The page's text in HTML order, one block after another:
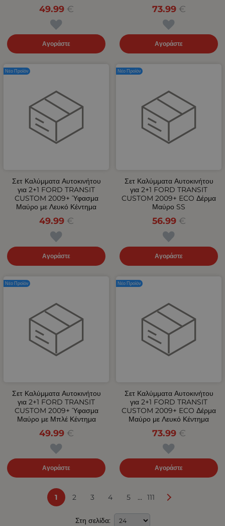
49.99 €
Αγοράστε
73.99 €
Αγοράστε
Σετ Καλύμματα Αυτοκινήτου
για 2+1 FORD TRANSIT
CUSTOM 2009+ Ύφασμα
Μαύρο με Λευκό Κέντημα
49.99 €
Αγοράστε
Νέο Προϊόν
Σετ Καλύμματα Αυτοκινήτου
για 2+1 FORD TRANSIT
CUSTOM 2009+ ECO Δέρμα
Μαύρο SS
56.99 €
Αγοράστε
Νέο Προϊόν
Σετ Καλύμματα Αυτοκινήτου
για 2+1 FORD TRANSIT
CUSTOM 2009+ Ύφασμα
Μαύρο με Μπλέ Κέντημα
49.99 €
Αγοράστε
Νέο Προϊόν
Σετ Καλύμματα Αυτοκινήτου
για 2+1 FORD TRANSIT
CUSTOM 2009+ ECO Δέρμα
Μαύρο με Λευκό Κέντημα
73.99 €
Αγοράστε
Νέο Προϊόν
1 2 3 4 5 ... 111
Στη σελίδα: